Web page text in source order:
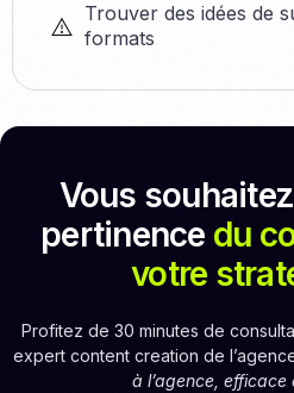
Trouver des idées de
formats
Vous
pertinence du
votre
Profitez de 30 minutes de
expert content creation de l’agence
à l’agence, efficace